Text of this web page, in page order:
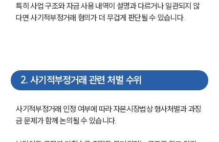
특히 사업 구조와 자금 사용 내역이 설명과 다르거나 일관되지 않
다면 사기적부정거래 혐의가 더 무겁게 판단될 수 있습니다.
2. 사기적부정거래 관련 처벌 수위
사기적부정거래 인정 여부에 따라 자본시장법상 형사처벌과 과징
금 문제가 함께 논의될 수 있습니다.